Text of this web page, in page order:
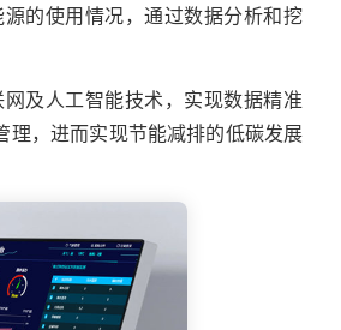
的使用情况，通过数据分析和挖
及人工智能技术，实现数据精准
理，进而实现节能减排的低碳发展